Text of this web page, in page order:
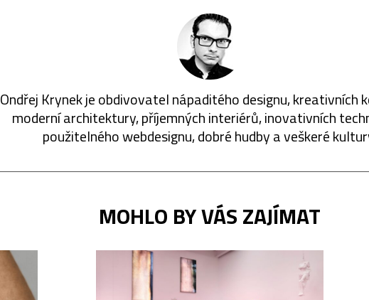
Ondřej Krynek je obdivovatel nápaditého designu, kreativních
moderní architektury, příjemných interiérů, inovativních
použitelného webdesignu, dobré hudby a veškeré
MOHLO BY VÁS ZAJÍMAT